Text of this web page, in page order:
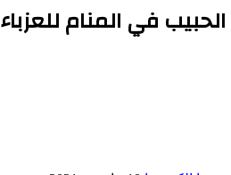
في المنام للعزباء